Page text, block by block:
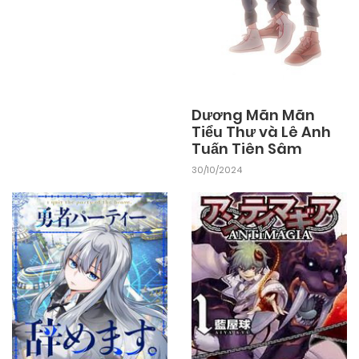
Chapter 11 04/11/2024
Chapter 10 04/11/2024
Chapter 9 04/11/2024
Dương Mãn Mãn
Tiểu Thư và Lê Anh
Tuấn Tiên Sâm
30/10/2024